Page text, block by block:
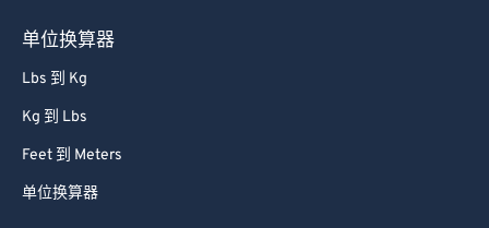
单位换算器
Lbs 到 Kg
Kg 到 Lbs
Feet 到 Meters
单位换算器